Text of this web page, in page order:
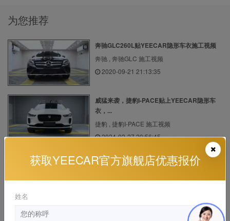
为您推荐
奔驰GLC260L贴YEECAR隐形车衣施工视频
奔驰 , 奔驰GLC 施工视频
2020-09-21 21:13:35
威猛来袭，捷豹I-PACE贴上YEECAR隐形车
衣，...
捷豹 , 捷豹I-PACE 施工视频
2024-02-27 20:56:45
奥迪A7白色施工YEECAR隐形车衣
宝马8系 YEECAR隐形车衣漆面透明保护膜施
获取YEECAR官方旗舰店优惠报价
姓名